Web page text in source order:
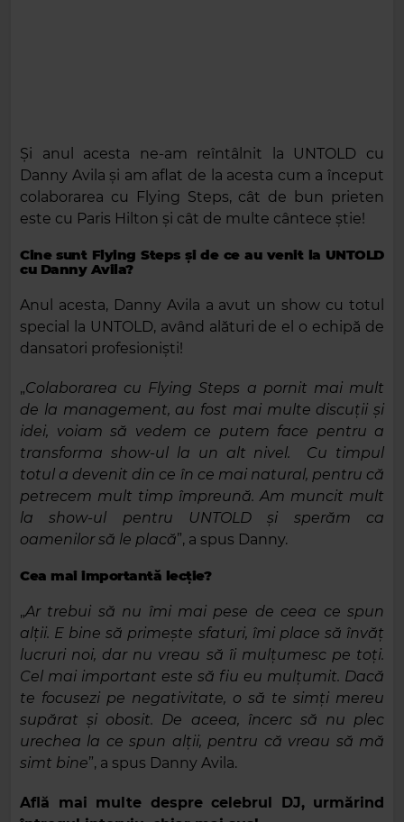
Și anul acesta ne-am reîntâlnit la UNTOLD cu
Danny Avila și am aflat de la acesta cum a început
colaborarea cu Flying Steps, cât de bun prieten
este cu Paris Hilton și cât de multe cântece știe!
Cine sunt Flying Steps și de ce au venit la UNTOLD
cu Danny Avila?
Anul acesta, Danny Avila a avut un show cu totul
special la UNTOLD, având alături de el o echipă de
dansatori profesioniști!
„Colaborarea cu Flying Steps a pornit mai mult
de la management, au fost mai multe discuții și
idei, voiam să vedem ce putem face pentru a
transforma show-ul la un alt nivel. Cu timpul
totul a devenit din ce în ce mai natural, pentru că
petrecem mult timp împreună. Am muncit mult
la show-ul pentru UNTOLD și sperăm ca
oamenilor să le placă”, a spus Danny.
Cea mai importantă lecție?
„Ar trebui să nu îmi mai pese de ceea ce spun
alții. E bine să primește sfaturi, îmi place să învăț
lucruri noi, dar nu vreau să îi mulțumesc pe toți.
Cel mai important este să fiu eu mulțumit. Dacă
te focusezi pe negativitate, o să te simți mereu
supărat și obosit. De aceea, încerc să nu plec
urechea la ce spun alții, pentru că vreau să mă
simt bine”, a spus Danny Avila.
Află mai multe despre celebrul DJ, urmărind